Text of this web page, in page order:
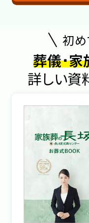
初
葬儀･家
詳しい資